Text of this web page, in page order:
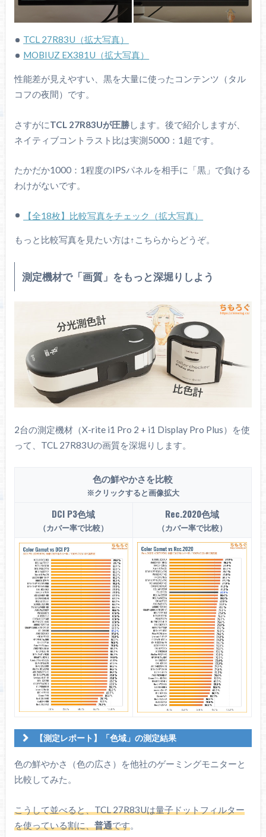
TCL 27R83U（拡大写真）
MOBIUZ EX381U（拡大写真）
性能差が見えやすい、黒を大量に使ったコンテンツ（タル
コフの夜間）です。
さすがにTCL 27R83Uが圧勝します。後で紹介しますが、
ネイティブコントラスト比は実測5000：1超です。
たかだか1000：1程度のIPSパネルを相手に「黒」で負ける
わけがないです。
【全18枚】比較写真をチェック（拡大写真）
もっと比較写真を見たい方は↑こちらからどうぞ。
測定機材で「画質」をもっと深堀りしよう
2台の測定機材（X-rite i1 Pro 2 + i1 Display Pro Plus）を使
って、TCL 27R83Uの画質を深堀りします。
色の鮮やかさを比較
※クリックすると画像拡大
DCI P3色域
（カバー率で比較）
Rec.2020色域
（カバー率で比較）
【測定レポート】「色域」の測定結果
色域カバー率
（CIE1976）
色の鮮やかさ（色の広さ）を他社のゲーミングモニターと
比較してみた。
こうして並べると、TCL 27R83Uは量子ドットフィルター
を使っている割に、 普通です